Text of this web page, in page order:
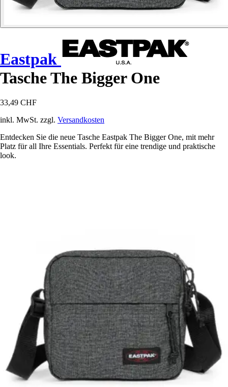
Eastpak
Tasche The Bigger One
33,49 CHF
inkl. MwSt. zzgl. Versandkosten
Entdecken Sie die neue Tasche Eastpak The Bigger One, mit mehr
Platz für all Ihre Essentials. Perfekt für eine trendige und praktische
look.